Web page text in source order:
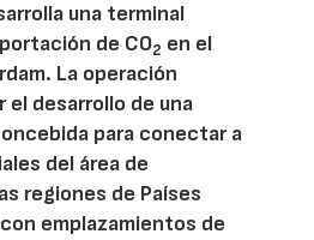
una terminal
de CO2 en el
La operación
el desarrollo de una
para conectar a
del área de
regiones de Países
emplazamientos de